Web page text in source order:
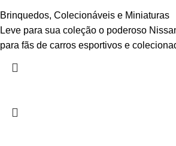
Brinquedos, Colecionáveis e Miniaturas
Leve para sua coleção o poderoso
para fãs de carros esportivos e